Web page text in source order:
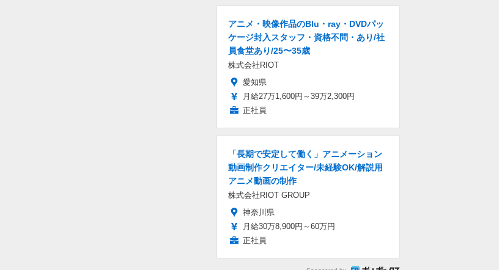
アニメ・映像作品のBlu・ray・DVDパッ
ケージ封入スタッフ・資格不問・あり/社
員食堂あり/25〜35歳
株式会社RIOT
愛知県
月給27万1,600円～39万2,300円
正社員
「長期で安定して働く」アニメーション
動画制作クリエイター/未経験OK/解説用
アニメ動画の制作
株式会社RIOT GROUP
神奈川県
月給30万8,900円～60万円
正社員